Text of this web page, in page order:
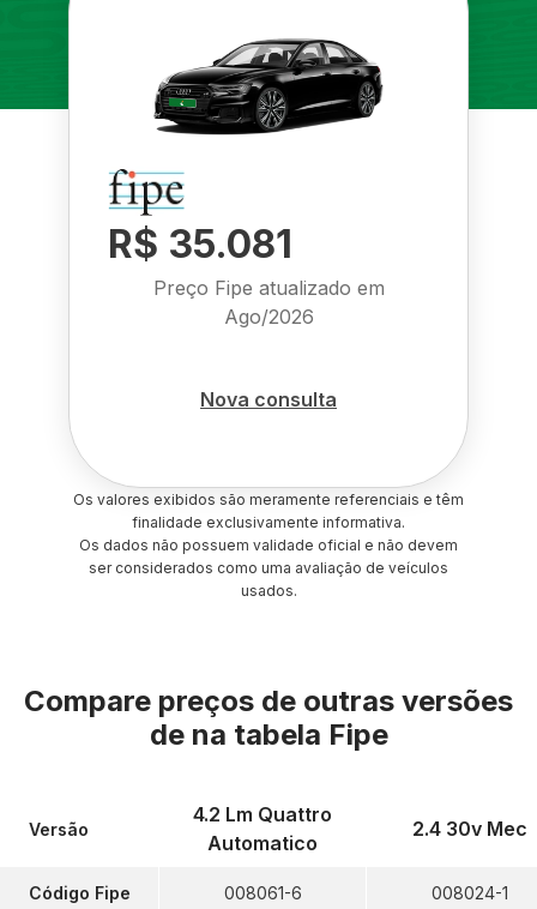
R$ 35.081
Preço Fipe atualizado em
Ago/2026
Nova consulta
Os valores exibidos são meramente referenciais e têm
finalidade exclusivamente informativa.
Os dados não possuem validade oficial e não devem
ser considerados como uma avaliação de veículos
usados.
Compare preços de outras versões
de na tabela Fipe
Versão
Código Fipe
4.2 Lm Quattro
Automatico
008061-6
2.4 30v Mec
008024-1